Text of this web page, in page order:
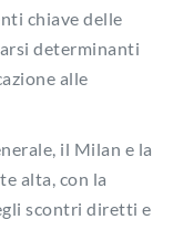
chiave delle
determinanti
alle
il Milan e la
alta, con la
scontri diretti e